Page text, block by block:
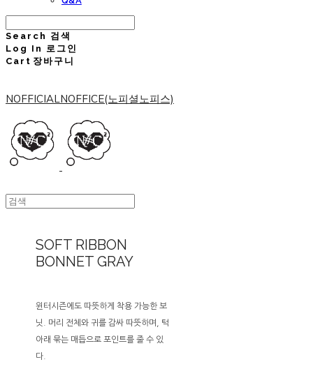
Search 검색
Log In 로그인
Cart 장바구니
NOFFICIALNOFFICE(노피셜노피스)
SOFT RIBBON
BONNET GRAY
윈터시즌에도 따뜻하게 착용 가능한 보
닛. 머리 전체와 귀를 감싸 따뜻하며, 턱
아래 묶는 매듭으로 포인트를 줄 수 있
다.